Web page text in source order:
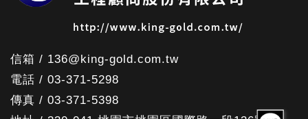
信箱 / 136@king-gold.com.tw
電話 / 03-371-5298
傳真 / 03-371-5398